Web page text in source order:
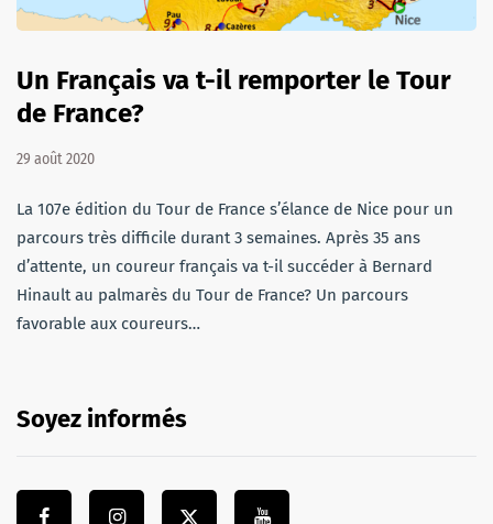
Un Français va t-il remporter le Tour
de France?
29 août 2020
La 107e édition du Tour de France s’élance de Nice pour un
parcours très difficile durant 3 semaines. Après 35 ans
d’attente, un coureur français va t-il succéder à Bernard
Hinault au palmarès du Tour de France? Un parcours
favorable aux coureurs…
Soyez informés